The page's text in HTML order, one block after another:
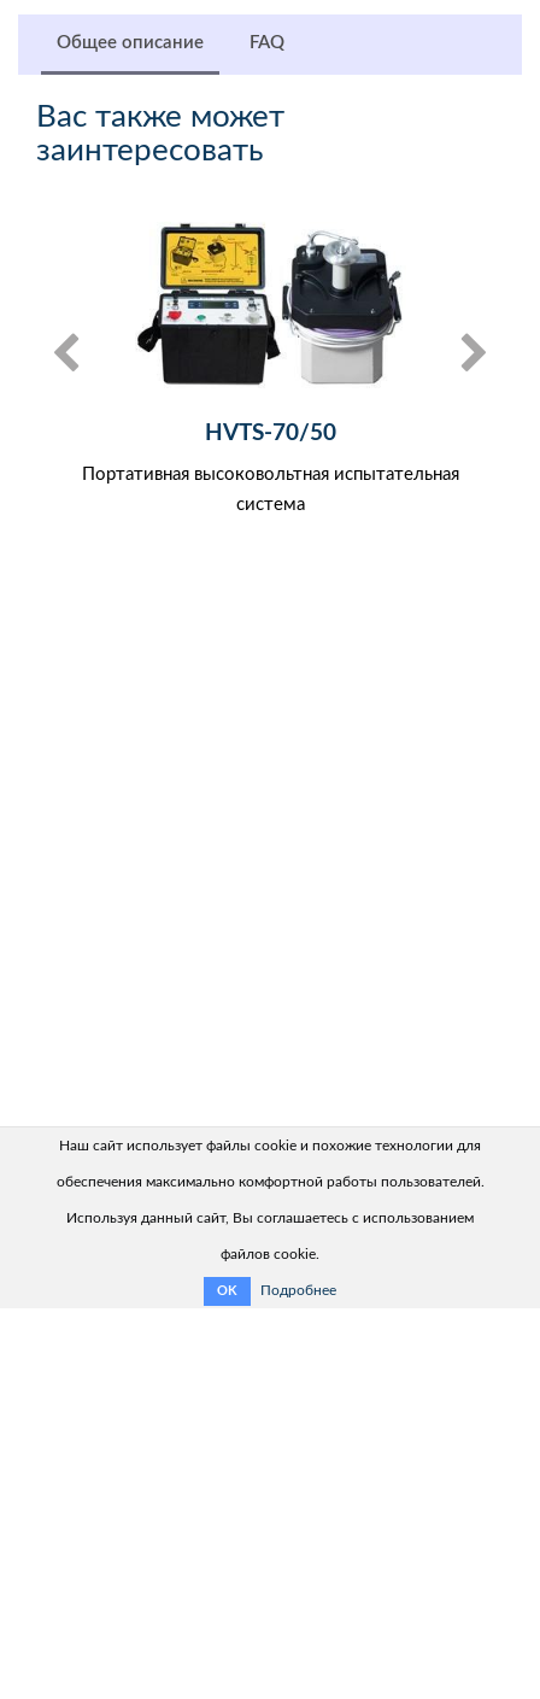
Общее описание FAQ
Вас также может
заинтересовать
HVTS-70/50
Портативная высоковольтная испытательная
система
Наш сайт использует файлы cookie и похожие технологии для
обеспечения максимально комфортной работы пользователей.
Используя данный сайт, Вы соглашаетесь с использованием
файлов cookie.
OK Подробнее